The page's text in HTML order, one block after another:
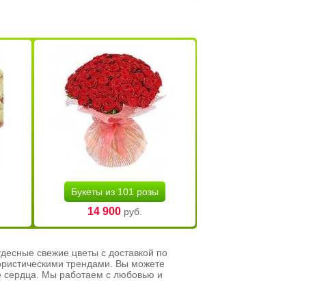
Букеты из 101 розы
14 900руб.
свежие цветы с доставкой по
трендами. Вы можете
сердца. Мы работаем с любовью и